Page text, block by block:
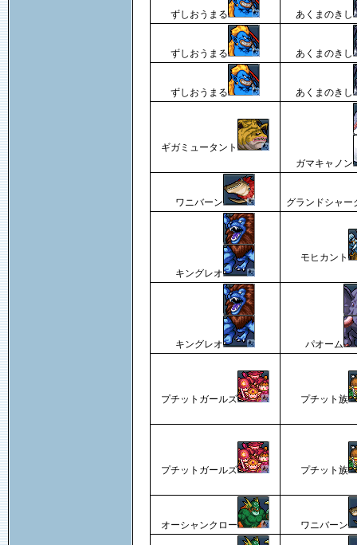
ずしおうまる あくまのきし
ずしおうまる あくまのきし
ずしおうまる あくまのきし
ギガミュータント
ガマキャノン
ワニバーン グランドシャー
キングレオ
モヒカント
キングレオ パオーム
プチットガールズ プチット族
プチットガールズ プチット族
オーシャンクロー ワニバーン